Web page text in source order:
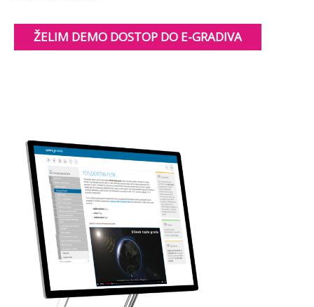
ŽELIM DEMO DOSTOP DO E-GRADIVA